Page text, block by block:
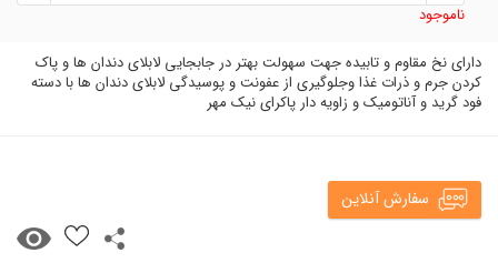
ناموجود
دارای نخ مقاوم و تابیده جهت سهولت بهتر در جابجایی لابلای دندان ها و پاک
کردن جرم و ذرات غذا وجلوگیری از عفونت و پوسیدگی لابلای دندان ها با دسته
فود گرید و آناتومیک و زاویه دار پاکرای نیک مهر
سفارش آنلاین